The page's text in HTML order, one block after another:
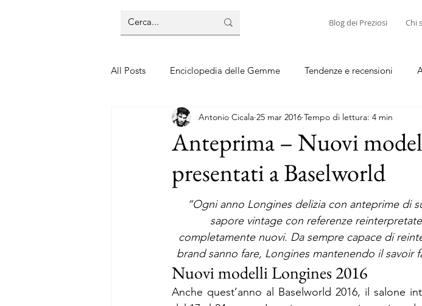
Blog dei Preziosi Chi
All Posts Enciclopedia delle Gemme Tendenze e recensioni
Guide sui gioielli Guide sui diamanti Guide su corallo e
Anteprima – Nuovi
presentati a Baselworld
Antonio Cicala 25 mar 2016 Tempo di lettura: 4 min
“Ogni anno Longines delizia con anteprime di
sapore vintage con referenze
completamente nuovi. Da sempre capace di
brand sanno fare, Longines mantenendo il savoir
Nuovi modelli Longines 2016
Anche quest’anno al Baselworld 2016, il salone